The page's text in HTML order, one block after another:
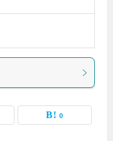
0